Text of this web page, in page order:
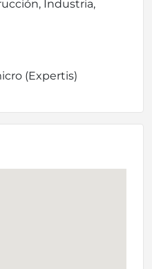
Industria,
(Expertis)